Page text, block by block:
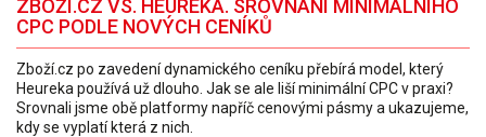
ZBOŽÍ.CZ VS. HEUREKA. SROVNÁNÍ MINIMÁLNÍHO
CPC PODLE NOVÝCH CENÍKŮ
Zboží.cz po zavedení dynamického ceníku přebírá model, který
Heureka používá už dlouho. Jak se ale liší minimální CPC v praxi?
Srovnali jsme obě platformy napříč cenovými pásmy a ukazujeme,
kdy se vyplatí která z nich.